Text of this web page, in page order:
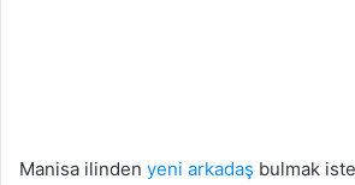
Manisa ilinden yeni arkadaş bulmak
2026